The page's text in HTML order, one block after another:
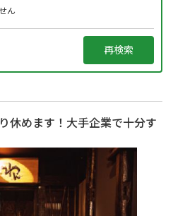
ん
休めます！大手企業で十分す